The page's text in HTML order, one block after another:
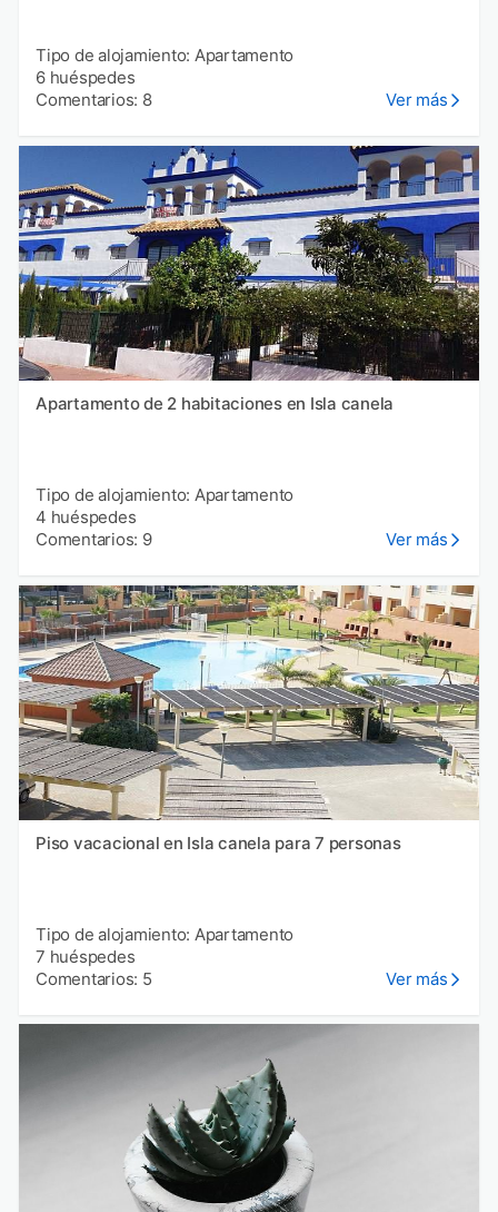
Tipo de alojamiento: Apartamento
6 huéspedes
Comentarios: 8
Ver más
Apartamento de 2 habitaciones en Isla canela
Tipo de alojamiento: Apartamento
4 huéspedes
Comentarios: 9
Ver más
Piso vacacional en Isla canela para 7 personas
Tipo de alojamiento: Apartamento
7 huéspedes
Comentarios: 5
Ver más